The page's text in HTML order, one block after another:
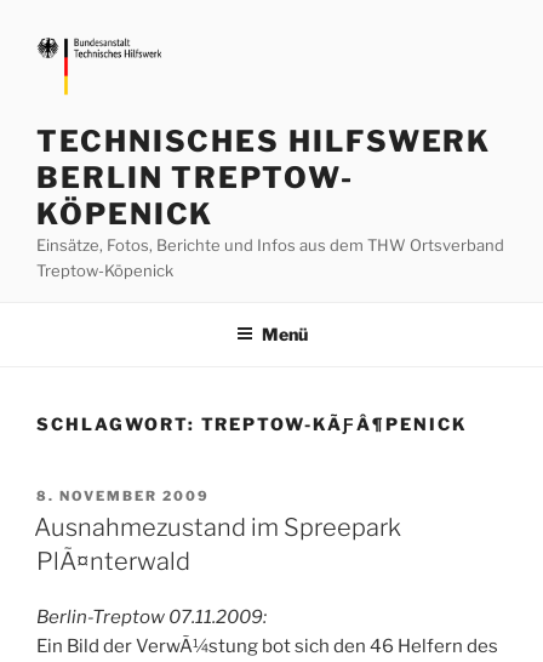
Inhalt
springen
TECHNISCHES HILFSWERK
BERLIN TREPTOW-
KÖPENICK
Einsätze, Fotos, Berichte und Infos aus dem THW Ortsverband
Treptow-Köpenick
Menü
SCHLAGWORT: TREPTOW-KÃƑÂ¶PENICK
VERÖFFENTLICHT
AM
8. NOVEMBER 2009
Ausnahmezustand im Spreepark
PlÃ¤nterwald
Berlin-Treptow 07.11.2009:
Ein Bild der VerwÃ¼stung bot sich den 46 Helfern des